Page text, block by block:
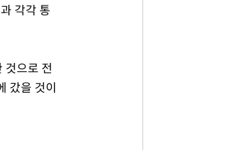
각각 통
것으로 전
갔을 것이